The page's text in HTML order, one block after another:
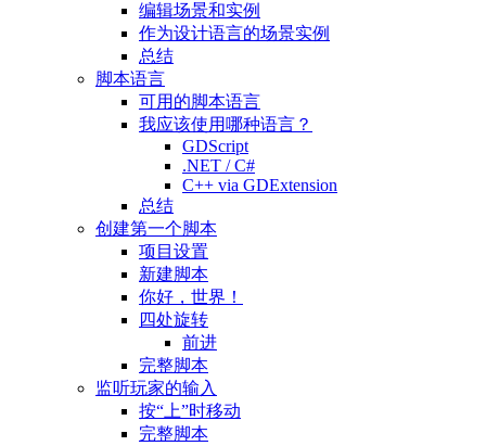
编辑场景和实例
作为设计语言的场景实例
总结
脚本语言
可用的脚本语言
我应该使用哪种语言？
GDScript
.NET / C#
C++ via GDExtension
总结
创建第一个脚本
项目设置
新建脚本
你好，世界！
四处旋转
前进
完整脚本
监听玩家的输入
按“上”时移动
完整脚本